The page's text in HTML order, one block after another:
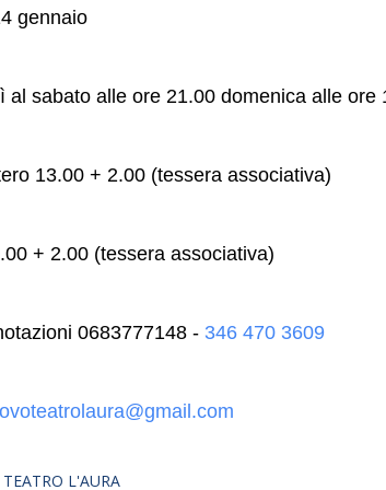
gennaio
al sabato alle ore 21.00 domenica alle ore
13.00 + 2.00 (tessera associativa)
+ 2.00 (tessera associativa)
0683777148 - 346 470 3609
TEATRO L'AURA